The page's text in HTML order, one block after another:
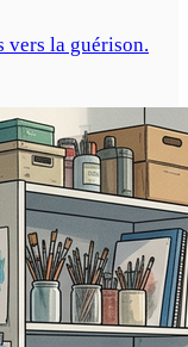
vers la guérison.